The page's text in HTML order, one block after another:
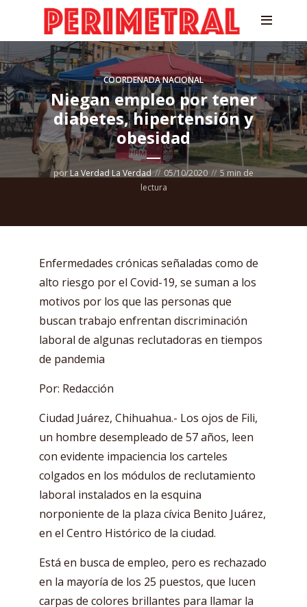
COORDENADA NACIONAL
Niegan empleo por tener
diabetes, hipertensión y
obesidad
porLa Verdad La Verdad 05/10/2020
5 min de
lectura
Enfermedades crónicas señaladas como de
alto riesgo por el Covid-19, se suman a los
motivos por los que las personas que
buscan trabajo enfrentan discriminación
laboral de algunas reclutadoras en tiempos
de pandemia
Por: Redacción
Ciudad Juárez, Chihuahua.- Los ojos de Fili,
un hombre desempleado de 57 años, leen
con evidente impaciencia los carteles
colgados en los módulos de reclutamiento
laboral instalados en la esquina
norponiente de la plaza cívica Benito Juárez,
en el Centro Histórico de la ciudad.
Está en busca de empleo, pero es rechazado
en la mayoría de los 25 puestos, que lucen
carpas de colores brillantes para llamar la